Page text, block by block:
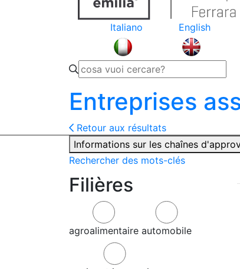
Italiano
English
Entreprises
Retour aux résultats
Informations sur les chaînes
Rechercher des mots-clés
Filières
agroalimentaire automobile